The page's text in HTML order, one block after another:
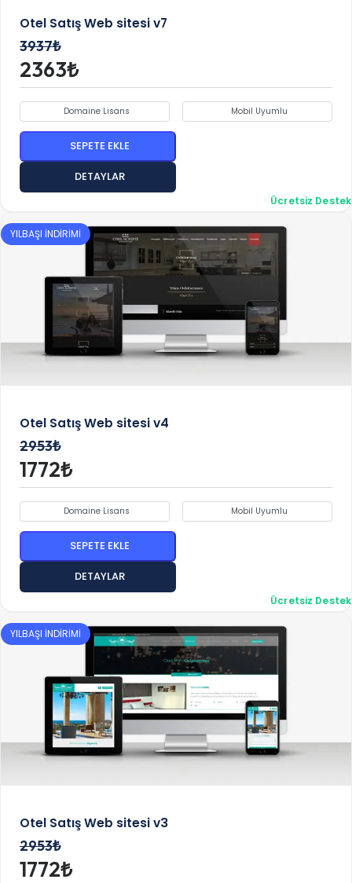
Otel Satış Web sitesi v7
3937₺
2363₺
Ücretsiz Destek
Domaine Lisans Mobil Uyumlu
SEPETE EKLE
DETAYLAR
YILBAŞI İNDİRİMİ
Otel Satış Web sitesi v4
2953₺
1772₺
Ücretsiz Destek
Domaine Lisans Mobil Uyumlu
SEPETE EKLE
DETAYLAR
YILBAŞI İNDİRİMİ
Otel Satış Web sitesi v3
2953₺
1772₺